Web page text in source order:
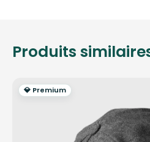
Produits
💎 Premium